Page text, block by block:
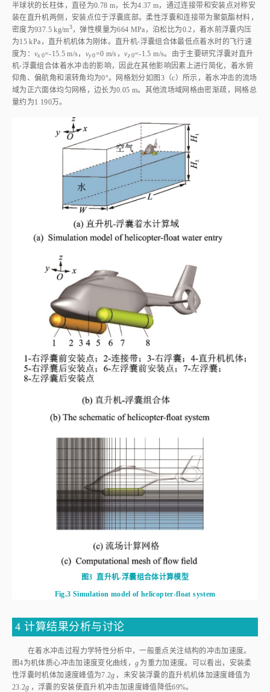
半球状的长柱体，直径为0.78 m，长为4.37 m，通过连接带和安装点对称安
装在直升机两侧，安装点位于浮囊底部。柔性浮囊和连接带为聚氨酯材料，
密度为937.5 kg/m3，弹性模量为664 MPa，泊松比为0.2，着水前浮囊内压
为15 kPa，直升机机体为刚体。直升机⁃浮囊组合体最低点着水时的飞行速
度为：vx0=-15.5 m/s， vy0=0 m/s，vz0=-1.5 m/s。由于主要研究浮囊对直升
机⁃浮囊组合体着水冲击的影响，因此在其他影响因素上进行简化，着水俯
仰角、偏航角和滚转角均为0°。网格划分如 图3（c）所示，着水冲击的流场
域为正六面体均匀网格，边长为0.05 m。其他流场域网格由密渐疏，网格总
量约为1 190万。
图3 直升机-浮囊组合体计算模型
Fig.3 Simulation model of helicopter-float system
4 计算结果分析与讨论
在着水冲击过程力学特性分析中，一般重点关注结构的冲击加速度。
图4为机体质心冲击加速度变化曲线，g 为重力加速度。可以看出，安装柔
性浮囊时机体加速度峰值为7.2g ，未安装浮囊的直升机机体加速度峰值为
23.2g ，浮囊的安装使直升机冲击加速度峰值降低69%。